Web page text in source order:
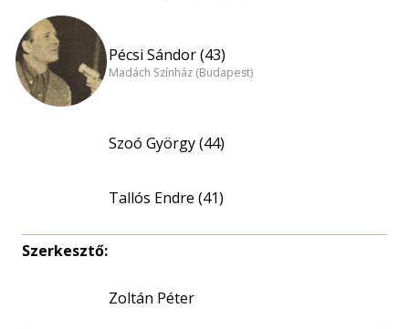
Pécsi Sándor (43)
Madách Színház (Budapest)
Szoó György (44)
Tallós Endre (41)
Szerkesztő:
Zoltán Péter